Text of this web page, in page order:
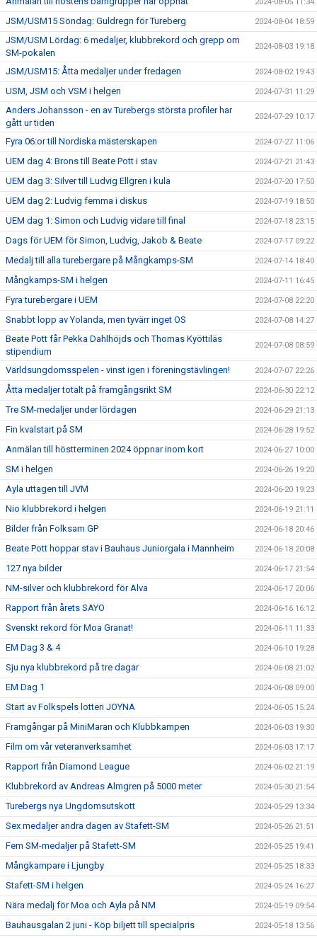
JSM/USM15 Söndag: Guldregn för Tureberg 2024-08-04 18:59
JSM/USM Lördag: 6 medaljer, klubbrekord och grepp om
SM-pokalen
2024-08-03 19:18
JSM/USM15: Åtta medaljer under fredagen 2024-08-02 19:43
USM, JSM och VSM i helgen 2024-07-31 11:29
Anders Johansson - en av Turebergs största profiler har
gått ur tiden
2024-07-29 10:17
Fyra 06:or till Nordiska mästerskapen 2024-07-27 11:06
UEM dag 4: Brons till Beate Pott i stav 2024-07-21 21:43
UEM dag 3: Silver till Ludvig Ellgren i kula 2024-07-20 17:50
UEM dag 2: Ludvig femma i diskus 2024-07-19 18:50
UEM dag 1: Simon och Ludvig vidare till final 2024-07-18 23:15
Dags för UEM för Simon, Ludvig, Jakob & Beate 2024-07-17 09:22
Medalj till alla turebergare på Mångkamps-SM 2024-07-14 18:40
Mångkamps-SM i helgen 2024-07-11 16:45
Fyra turebergare i UEM 2024-07-08 22:20
Snabbt lopp av Yolanda, men tyvärr inget OS 2024-07-08 14:27
Beate Pott får Pekka Dahlhöjds och Thomas Kyöttiläs
stipendium
2024-07-08 08:59
Världsungdomsspelen - vinst igen i föreningstävlingen! 2024-07-07 22:26
Åtta medaljer totalt på framgångsrikt SM 2024-06-30 22:12
Tre SM-medaljer under lördagen 2024-06-29 21:13
Fin kvalstart på SM 2024-06-28 19:52
Anmälan till höstterminen 2024 öppnar inom kort 2024-06-27 10:00
SM i helgen 2024-06-26 19:20
Ayla uttagen till JVM 2024-06-20 19:23
Nio klubbrekord i helgen 2024-06-19 21:11
Bilder från Folksam GP 2024-06-18 20:46
Beate Pott hoppar stav i Bauhaus Juniorgala i Mannheim 2024-06-18 20:08
127 nya bilder 2024-06-17 21:54
NM-silver och klubbrekord för Alva 2024-06-17 20:06
Rapport från årets SAYO 2024-06-16 16:12
Svenskt rekord för Moa Granat! 2024-06-11 11:33
EM Dag 3 & 4 2024-06-10 19:28
Sju nya klubbrekord på tre dagar 2024-06-08 21:02
EM Dag 1 2024-06-08 09:00
Start av Folkspels lotteri JOYNA 2024-06-05 15:24
Framgångar på MiniMaran och Klubbkampen 2024-06-03 19:30
Film om vår veteranverksamhet 2024-06-03 17:17
Rapport från Diamond League 2024-06-02 21:19
Klubbrekord av Andreas Almgren på 5000 meter 2024-05-30 21:54
Turebergs nya Ungdomsutskott 2024-05-29 13:34
Sex medaljer andra dagen av Stafett-SM 2024-05-26 21:51
Fem SM-medaljer på Stafett-SM 2024-05-25 19:41
Mångkampare i Ljungby 2024-05-25 18:33
Stafett-SM i helgen 2024-05-24 16:27
Nära medalj för Moa och Ayla på NM 2024-05-19 09:54
Bauhausgalan 2 juni - Köp biljett till specialpris 2024-05-18 13:56